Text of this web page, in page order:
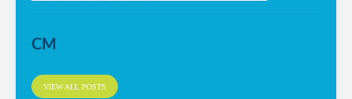
CM
VIEW ALL POSTS